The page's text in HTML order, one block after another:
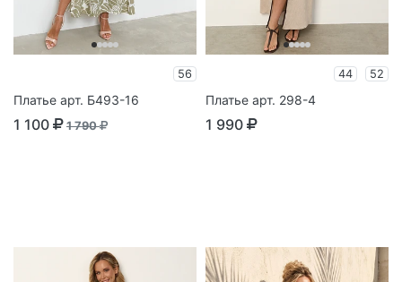
56
Платье арт. Б493-16
1 100 1 790
44 52
Платье арт. 298-4
1 990